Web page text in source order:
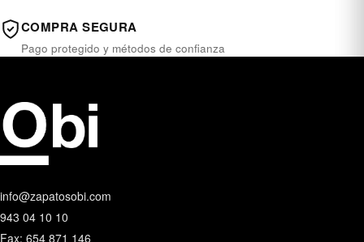
COMPRA SEGURA
Pago protegido y métodos de confianza
info@zapatosobi.com
943 04 10 10
Fax: 654 871 146